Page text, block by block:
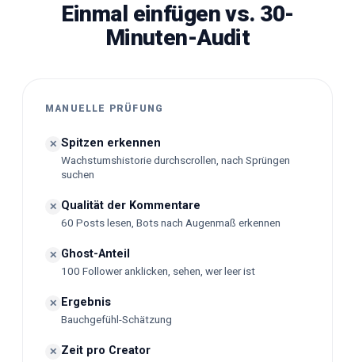
Einmal einfügen vs. 30-
Minuten-Audit
MANUELLE PRÜFUNG
✕ Spitzen erkennen
Wachstumshistorie durchscrollen, nach Sprüngen
suchen
✕ Qualität der Kommentare
60 Posts lesen, Bots nach Augenmaß erkennen
✕ Ghost-Anteil
100 Follower anklicken, sehen, wer leer ist
✕ Ergebnis
Bauchgefühl-Schätzung
✕ Zeit pro Creator